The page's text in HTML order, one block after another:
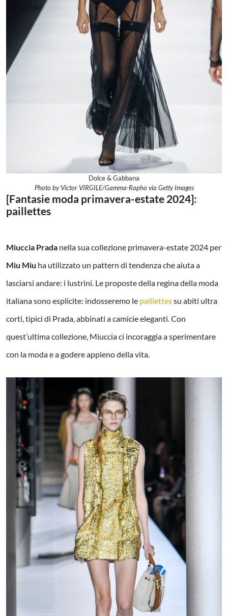
Dolce & Gabbana
Photo by Victor VIRGILE/Gamma-Rapho via Getty Images
[Fantasie moda primavera-estate 2024]:
paillettes
Miuccia Prada nella sua collezione primavera-estate 2024 per
Miu Miu ha utilizzato un pattern di tendenza che aiuta a
lasciarsi andare: i lustrini. Le proposte della regina della moda
italiana sono esplicite: indosseremo le paillettessu abiti ultra
corti, tipici di Prada, abbinati a camicie eleganti. Con
quest’ultima collezione, Miuccia ci incoraggia a sperimentare
con la moda e a godere appieno della vita.